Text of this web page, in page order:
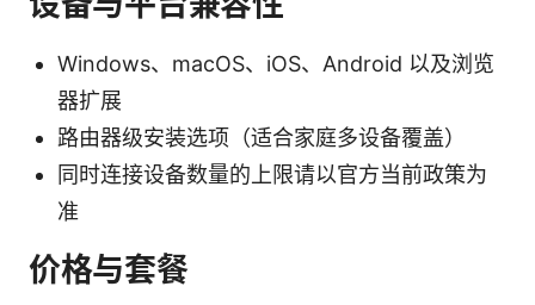
Windows、macOS、iOS、Android 以及浏览
器扩展
路由器级安装选项（适合家庭多设备覆盖）
同时连接设备数量的上限请以官方当前政策为
准
价格与套餐